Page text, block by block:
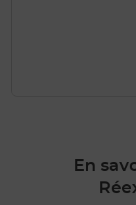
En